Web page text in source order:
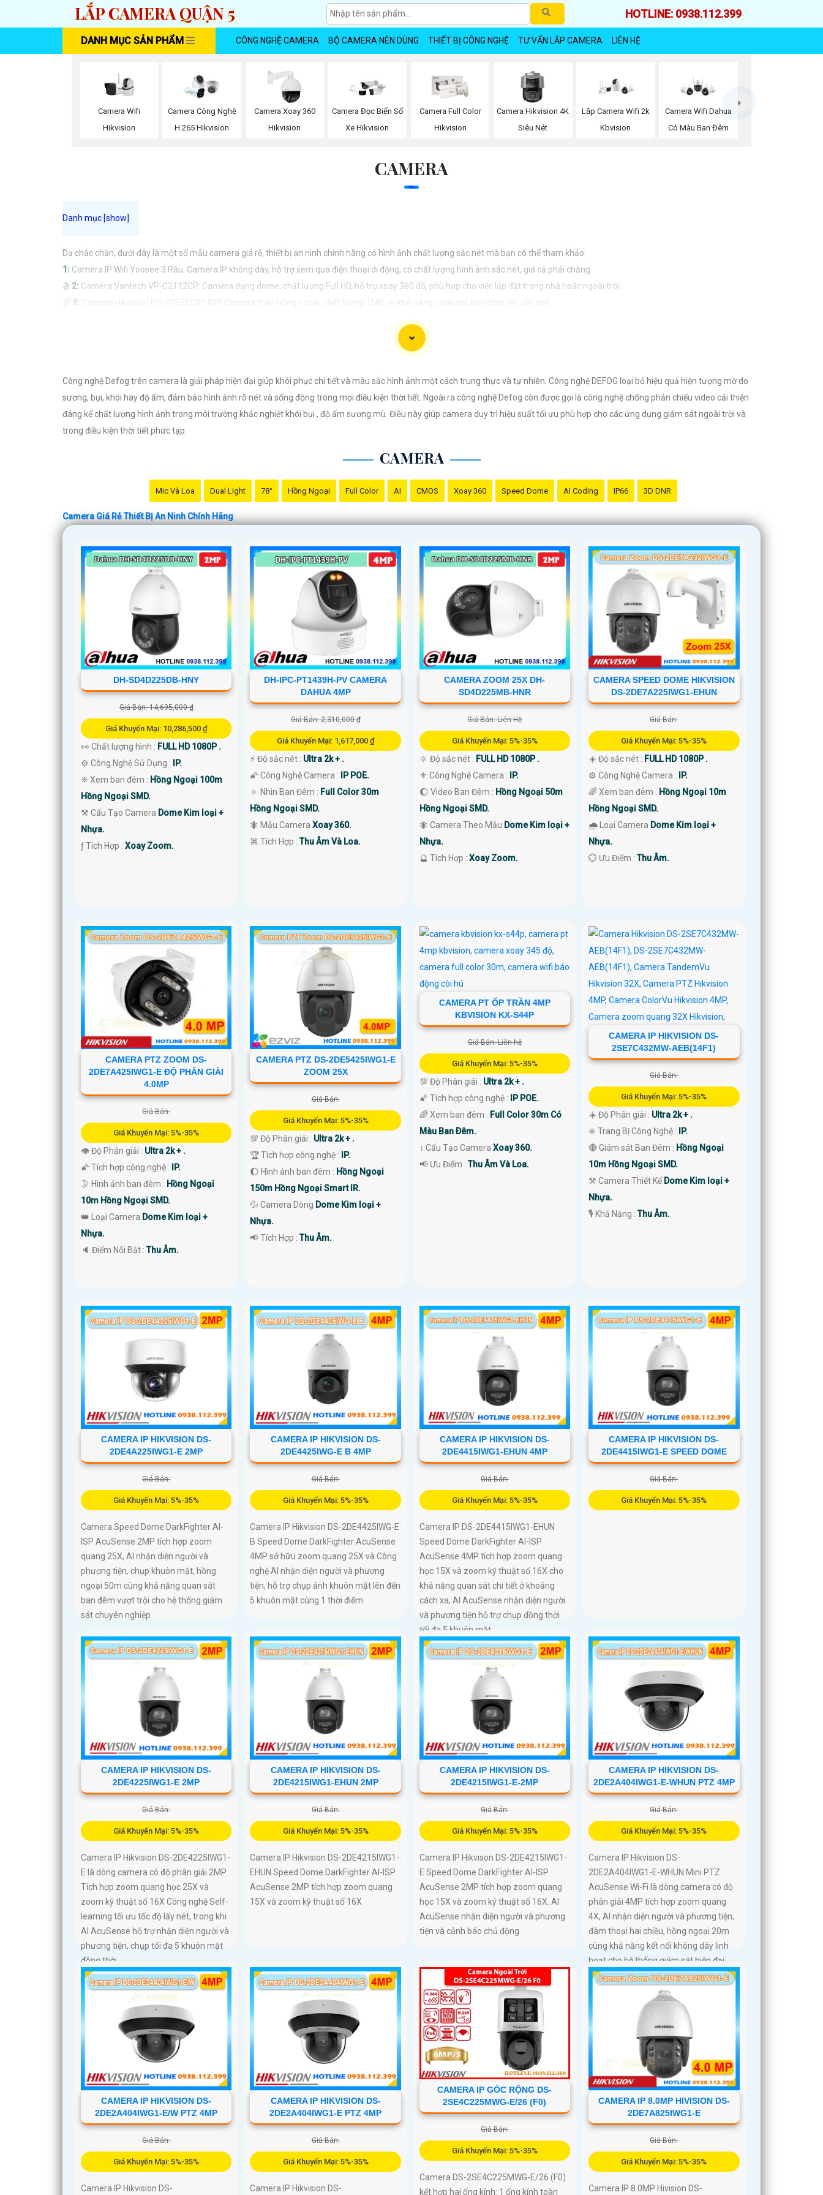
LẮP CAMERA QUẬN 5 HOTLINE: 0938.112.399
DANH MỤC SẢN PHẨM CÔNG NGHỆ CAMERA BỘ CAMERA NÊN DÙNG THIẾT BỊ CÔNG NGHỆ TƯ VẤN LẮP CAMERA LIÊN HỆ
Camera Wifi
Hikvision
Camera Công Nghệ
H.265 Hikvision
Camera Xoay 360
Hikvision
Camera Đọc Biển Số
Xe Hikvision
Camera Full Color
Hikvision
Camera Hikvision 4K
Siêu Nét
Lắp Camera Wifi 2k
Kbvision
Camera Wifi Dahua
Có Màu Ban Đêm
CAMERA
Dạ chắc chắn, dưới đây là một số mẫu camera giá rẻ, thiết bị an ninh chính hãng có hình ảnh chất lượng sắc nét mà bạn có thể tham khảo:
1: Camera IP Wifi Yoosee 3 Râu: Camera IP không dây, hỗ trợ xem qua điện thoại di động, có chất lượng hình ảnh sắc nét, giá cả phải chăng.
🎬 2: Camera Vantech VP-C2112CP: Camera dạng dome, chất lượng Full HD, hỗ trợ xoay 360 độ, phù hợp cho việc lắp đặt trong nhà hoặc ngoài trời.
3: Camera Hikvision DS-2CE56C0T-IRP: Camera thân hồng ngoại, chất lượng 1MP, có khả năng quan sát ban đêm tốt, sắc nét.
Camera Dahua HAC-HDBW1200RP-Z: Camera dome chất lượng 2MP, hỗ trợ các tính năng như chống ngược sáng, chống nước.
Nhớ kiểm tra kỹ thông số kỹ thuật cũng như nguồn gốc xuất xứ của sản phẩm trước khi mua nhé để
Công nghệ Defog trên camera là giải pháp hiện đại giúp khôi phục chi tiết và màu sắc hình ảnh một cách trung thực và tự nhiên. Công nghệ DEFOG loại bỏ hiệu quả hiện tượng mờ do
sương, bụi, khói hay độ ẩm, đảm bảo hình ảnh rõ nét và sống động trong mọi điều kiện thời tiết. Ngoài ra công nghệ Defog còn được gọi là công nghệ chống phản chiếu video cải thiện
đáng kể chất lượng hình ảnh trong môi trường khắc nghiệt khói bụi , độ ẩm sương mù. Điều này giúp camera duy trì hiệu suất tối ưu phù hợp cho các ứng dụng giám sát ngoài trời và
trong điều kiện thời tiết phức tạp.
CAMERA
Mic Và Loa Dual Light 78° Hồng Ngoại Full Color AI CMOS Xoay 360 Speed Dome AI Coding IP66 3D DNR
Camera Giá Rẻ Thiết Bị An Ninh Chính Hãng
DH-SD4D225DB-HNY
Giá Bán: 14,695,000 ₫
Giá Khuyến Mại: 10,286,500 ₫
👀 Chất lượng hình : FULL HD 1080P .
⚙ Công Nghệ Sử Dụng :
IP.
❈ Xem ban đêm : Hồng Ngoại 100m
Hồng Ngoại SMD.
⚒ Cấu Tạo Camera Dome Kim loại +
Nhựa.
️ƒ Tích Hợp : Xoay Zoom.
DH-IPC-PT1439H-PV CAMERA
DAHUA 4MP
Giá Bán: 2,310,000 ₫
Giá Khuyến Mại: 1,617,000 ₫
️⚡ Độ sắc nét : Ultra 2k + .
🌠 Công Nghệ Camera :
IP POE.
🔅 Nhìn Ban Đêm : Full Color 30m
Hồng Ngoại SMD.
🐜 Mẫu CameraXoay 360.
️⌘ Tích Hợp :Thu Âm Và Loa.
CAMERA ZOOM 25X DH-
SD4D225MB-HNR
Giá Bán: Liên Hệ
Giá Khuyến Mại: 5%-35%
🔆 Độ sắc nét : FULL HD 1080P .
⚜️ Công Nghệ Camera :
IP.
🌔 Video Ban Đêm : Hồng Ngoại 50m
Hồng Ngoại SMD.
🐜 Camera Theo Mẫu Dome Kim loại +
Nhựa.
️🔮 Tích Hợp : Xoay Zoom.
CAMERA SPEED DOME HIKVISION
DS-2DE7A225IWG1-EHUN
Giá Bán:
Giá Khuyến Mại: 5%-35%
☀️ Độ sắc nét : FULL HD 1080P .
⚙ Công Nghệ Camera :
IP.
🌈 Xem ban đêm : Hồng Ngoại 10m
Hồng Ngoại SMD.
🌧️ Loại Camera Dome Kim loại +
Nhựa.
️💮 Ưu Điểm :Thu Âm.
CAMERA PTZ ZOOM DS-
2DE7A425IWG1-E ĐỘ PHÂN GIẢI
4.0MP
Giá Bán:
Giá Khuyến Mại: 5%-35%
👁 Độ Phân giải : Ultra 2k + .
🌠 Tích hợp công nghệ :
IP.
🌛 Hình ảnh ban đêm : Hồng Ngoại
10m Hồng Ngoại SMD.
👑 Loại Camera Dome Kim loại +
Nhựa.
️🔈 Điểm Nỗi Bật :Thu Âm.
CAMERA PTZ DS-2DE5425IWG1-E
ZOOM 25X
Giá Bán:
Giá Khuyến Mại: 5%-35%
💯 Độ Phân giải : Ultra 2k + .
🏆 Tích hợp công nghệ :
IP.
🌔 Hình ảnh ban đêm : Hồng Ngoại
150m Hồng Ngoại Smart IR.
💦 Camera Dòng Dome Kim loại +
Nhựa.
️📢 Tích Hợp :Thu Âm.
CAMERA PT ỐP TRẦN 4MP
KBVISION KX-S44P
Giá Bán: Liên hệ
Giá Khuyến Mại: 5%-35%
💯 Độ Phân giải : Ultra 2k + .
🌠 Tích hợp công nghệ : IP POE.
🌈 Xem ban đêm : Full Color 30m Có
Màu Ban Ðêm.
↕️ Cấu Tạo Camera Xoay 360.
️📢 Ưu Điểm :Thu Âm Và Loa.
CAMERA IP HIKVISION DS-
2SE7C432MW-AEB(14F1)
Giá Bán:
Giá Khuyến Mại: 5%-35%
☀️ Độ Phân giải : Ultra 2k + .
✳️ Trang Bị Công Nghệ : IP.
🔴 Giám sát Ban Đêm : Hồng Ngoại
10m Hồng Ngoại SMD.
⚒ Camera Thiết KếDome Kim loại +
Nhựa.
️🎙 Khả Năng :Thu Âm.
CAMERA IP HIKVISION DS-
2DE4A225IWG1-E 2MP
Giá Bán:
Giá Khuyến Mại: 5%-35%
Camera Speed Dome DarkFighter AI-
ISP AcuSense 2MP tích hợp zoom
quang 25X, AI nhận diện người và
phương tiện, chụp khuôn mặt, hồng
ngoại 50m cùng khả năng quan sát
ban đêm vượt trội cho hệ thống giám
sát chuyên nghiệp
CAMERA IP HIKVISION DS-
2DE4425IWG-E B 4MP
Giá Bán:
Giá Khuyến Mại: 5%-35%
Camera IP Hikvision DS-2DE4425IWG-E
B Speed Dome DarkFighter AcuSense
4MP sở hữu zoom quang 25X và Công
nghệ AI nhận diện người và phương
tiện, hỗ trợ chụp ảnh khuôn mặt lên đến
5 khuôn mặt cùng 1 thời điểm
CAMERA IP HIKVISION DS-
2DE4415IWG1-EHUN 4MP
Giá Bán:
Giá Khuyến Mại: 5%-35%
Camera IP DS-2DE4415IWG1-EHUN
Speed Dome DarkFighter AI-ISP
AcuSense 4MP tích hợp zoom quang
học 15X và zoom kỹ thuật số 16X cho
khả năng quan sát chi tiết ở khoảng
cách xa, AI AcuSense nhận diện người
và phương tiện hỗ trợ chụp đồng thời
tối đa 5 khuôn mặt
CAMERA IP HIKVISION DS-
2DE4415IWG1-E SPEED DOME
Giá Bán:
Giá Khuyến Mại: 5%-35%
CAMERA IP HIKVISION DS-
2DE4225IWG1-E 2MP
Giá Bán:
Giá Khuyến Mại: 5%-35%
Camera IP Hikvision DS-2DE4225IWG1-
E là dòng camera có độ phân giải 2MP
Tích hợp zoom quang học 25X và
zoom kỹ thuật số 16X Công nghệ Self-
learning tối ưu tốc độ lấy nét, trong khi
AI AcuSense hỗ trợ nhận diện người và
phương tiện, chụp tối đa 5 khuôn mặt
đồng thời
CAMERA IP HIKVISION DS-
2DE4215IWG1-EHUN 2MP
Giá Bán:
Giá Khuyến Mại: 5%-35%
Camera IP Hikvision DS-2DE4215IWG1-
EHUN Speed Dome DarkFighter AI-ISP
AcuSense 2MP tích hợp zoom quang
15X và zoom kỹ thuật số 16X
CAMERA IP HIKVISION DS-
2DE4215IWG1-E-2MP
Giá Bán:
Giá Khuyến Mại: 5%-35%
Camera IP Hikvison DS-2DE4215IWG1-
E Speed Dome DarkFighter AI-ISP
AcuSense 2MP tích hợp zoom quang
học 15X và zoom kỹ thuật số 16X. AI
AcuSense nhận diện người và phương
tiện và cảnh báo chủ động
CAMERA IP HIKVISION DS-
2DE2A404IWG1-E-WHUN PTZ 4MP
Giá Bán:
Giá Khuyến Mại: 5%-35%
Camera IP Hikvision DS-
2DE2A404IWG1-E-WHUN Mini PTZ
AcuSense Wi-Fi là dòng camera có độ
phân giải 4MP tích hợp zoom quang
4X, AI nhận diện người và phương tiện,
đàm thoại hai chiều, hồng ngoại 20m
cùng khả năng kết nối không dây linh
hoạt cho hệ thống giám sát hiện đại
CAMERA IP HIKVISION DS-
2DE2A404IWG1-E/W PTZ 4MP
Giá Bán:
Giá Khuyến Mại: 5%-35%
Camera IP Hikvision DS-
CAMERA IP HIKVISION DS-
2DE2A404IWG1-E PTZ 4MP
Giá Bán:
Giá Khuyến Mại: 5%-35%
Camera IP Hikvision DS-
CAMERA IP GÓC RỘNG DS-
2SE4C225MWG-E/26 (F0)
Giá Bán:
Giá Khuyến Mại: 5%-35%
Camera DS-2SE4C225MWG-E/26 (F0)
kết hợp hai ống kính: 1 ống kính toàn
CAMERA IP 8.0MP HIVISION DS-
2DE7A825IWG1-E
Giá Bán:
Giá Khuyến Mại: 5%-35%
Camera IP 8.0MP Hivision DS-